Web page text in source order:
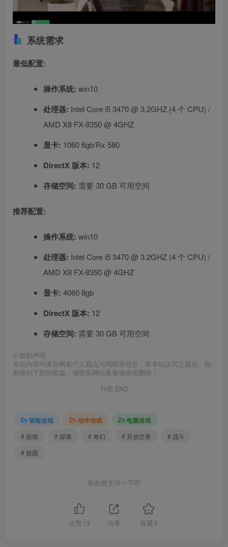
系统需求
最低配置:
操作系统: win10
处理器: Intel Core i5 3470 @ 3.2GHZ (4 个 CPU) /
AMD X8 FX-8350 @ 4GHZ
显卡: 1060 6gb/Rx 580
DirectX 版本: 12
存储空间: 需要 30 GB 可用空间
推荐配置:
操作系统: win10
处理器: Intel Core i5 3470 @ 3.2GHZ (4 个 CPU) /
AMD X8 FX-8350 @ 4GHZ
显卡: 4060 8gb
DirectX 版本: 12
存储空间: 需要 30 GB 可用空间
© 版权声明
本站内容均来自网友个人观点与网络等信息，非本站认同之观点。如
有侵犯了您的权益，请联系网站客服修改或删除！
THE END
冒险游戏 动作游戏
电脑游戏
# 游戏
# 探索 # 奇幻 # 开放世界
# 战斗
# 校园
喜欢就支持一下吧
点赞 13 分享 收藏 5